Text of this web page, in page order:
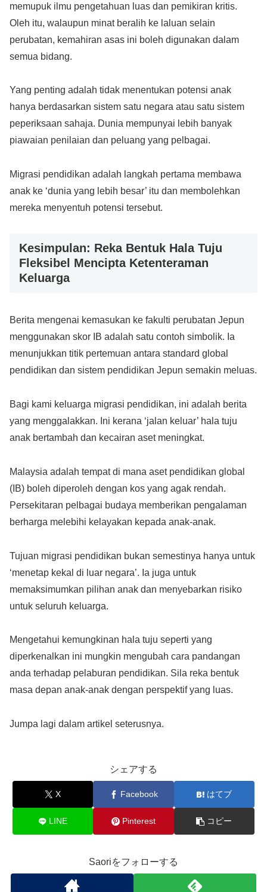
memupuk ilmu pengetahuan luas dan pemikiran kritis.
Oleh itu, walaupun minat beralih ke laluan selain
perubatan, kemahiran asas ini boleh digunakan dalam
semua bidang.
Yang penting adalah tidak menentukan potensi anak
hanya berdasarkan sistem satu negara atau satu sistem
peperiksaan sahaja. Dunia mempunyai lebih banyak
piawaian penilaian dan peluang yang pelbagai.
Migrasi pendidikan adalah langkah pertama membawa
anak ke ‘dunia yang lebih besar’ itu dan membolehkan
mereka menyentuh potensi tersebut.
Kesimpulan: Reka Bentuk Hala Tuju
Fleksibel Mencipta Ketenteraman
Keluarga
Berita mengenai kemasukan ke fakulti perubatan Jepun
menggunakan skor IB adalah satu contoh simbolik. Ia
menunjukkan titik pertemuan antara standard global
pendidikan dan sistem pendidikan Jepun semakin meluas.
Bagi kami keluarga migrasi pendidikan, ini adalah berita
yang menggalakkan. Ini kerana ‘jalan keluar’ hala tuju
anak bertambah dan kecairan aset meningkat.
Malaysia adalah tempat di mana aset pendidikan global
(IB) boleh diperoleh dengan kos yang agak rendah.
Persekitaran pelbagai budaya memberikan pengalaman
berharga melebihi kelayakan kepada anak-anak.
Tujuan migrasi pendidikan bukan semestinya hanya untuk
‘menetap kekal di luar negara’. Ia juga untuk
memaksimumkan pilihan anak dan menyebarkan risiko
untuk seluruh keluarga.
Mengetahui kemungkinan hala tuju seperti yang
diperkenalkan ini mungkin mengubah cara pandangan
anda terhadap pelaburan pendidikan. Sila reka bentuk
masa depan anak-anak dengan perspektif yang luas.
Jumpa lagi dalam artikel seterusnya.
シェアする
X Facebook はてブ
LINE Pinterest コピー
Saoriをフォローする